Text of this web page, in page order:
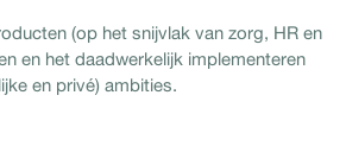
(op het snijvlak van zorg, HR en
en het daadwerkelijk implementeren
en privé) ambities.